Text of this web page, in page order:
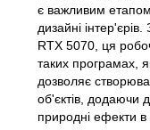
є важливим етапом
дизайні
RTX 5070, ця
таких програмах,
дозволяє
об'єктів, додаючи
природні ефекти